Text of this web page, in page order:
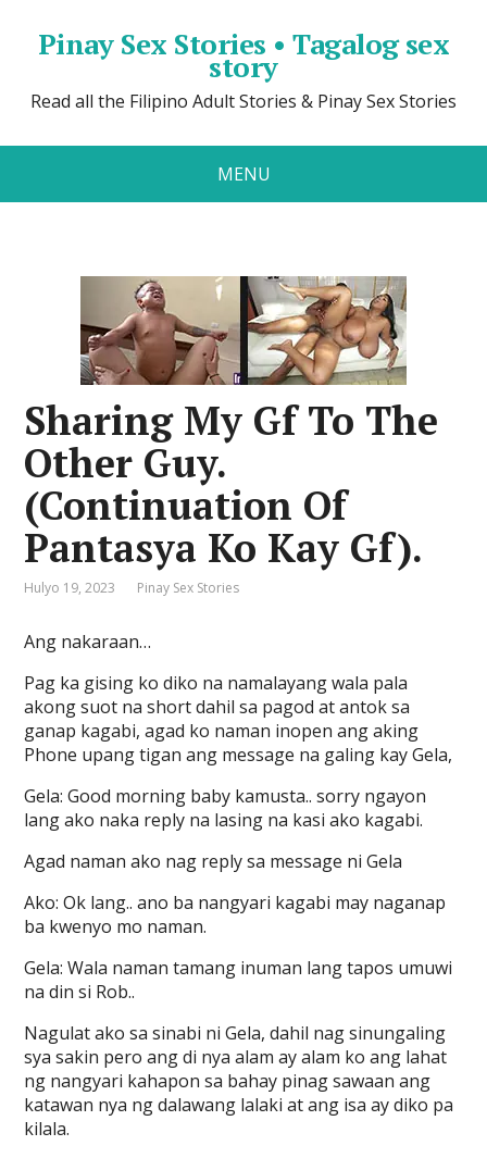
Pinay Sex Stories • Tagalog sex
story
Read all the Filipino Adult Stories & Pinay Sex Stories
MENU
Sharing My Gf To The
Other Guy.
(Continuation Of
Pantasya Ko Kay Gf).
Hulyo 19, 2023 Pinay Sex Stories
Ang nakaraan…
Pag ka gising ko diko na namalayang wala pala
akong suot na short dahil sa pagod at antok sa
ganap kagabi, agad ko naman inopen ang aking
Phone upang tigan ang message na galing kay Gela,
Gela: Good morning baby kamusta.. sorry ngayon
lang ako naka reply na lasing na kasi ako kagabi.
Agad naman ako nag reply sa message ni Gela
Ako: Ok lang.. ano ba nangyari kagabi may naganap
ba kwenyo mo naman.
Gela: Wala naman tamang inuman lang tapos umuwi
na din si Rob..
Nagulat ako sa sinabi ni Gela, dahil nag sinungaling
sya sakin pero ang di nya alam ay alam ko ang lahat
ng nangyari kahapon sa bahay pinag sawaan ang
katawan nya ng dalawang lalaki at ang isa ay diko pa
kilala.